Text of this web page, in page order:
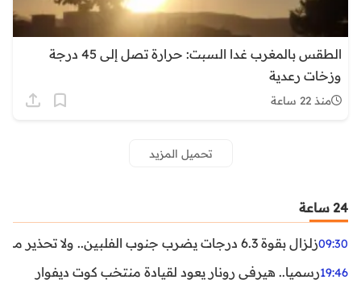
الطقس بالمغرب غدا السبت: حرارة تصل إلى 45 درجة
وزخات رعدية
منذ 22 ساعة
تحميل المزيد
24 ساعة
09:30زلزال بقوة 6.3 درجات يضرب جنوب الفلبين.. ولا تحذير من تسونامي حتى الآن
19:46رسميا.. هيرفي رونار يعود لقيادة منتخب كوت ديفوار